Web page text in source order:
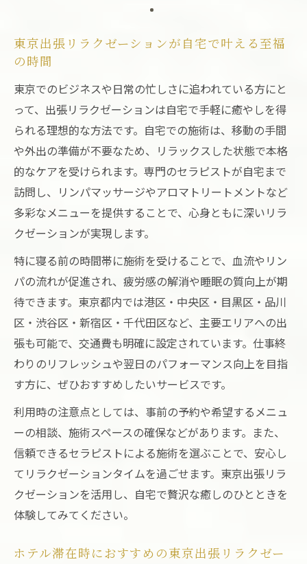
東京出張リラクゼーションが自宅で叶える至福
の時間
東京でのビジネスや日常の忙しさに追われている方にと
って、出張リラクゼーションは自宅で手軽に癒やしを得
られる理想的な方法です。自宅での施術は、移動の手間
や外出の準備が不要なため、リラックスした状態で本格
的なケアを受けられます。専門のセラピストが自宅まで
訪問し、リンパマッサージやアロマトリートメントなど
多彩なメニューを提供することで、心身ともに深いリラ
クゼーションが実現します。
特に寝る前の時間帯に施術を受けることで、血流やリン
パの流れが促進され、疲労感の解消や睡眠の質向上が期
待できます。東京都内では港区・中央区・目黒区・品川
区・渋谷区・新宿区・千代田区など、主要エリアへの出
張も可能で、交通費も明確に設定されています。仕事終
わりのリフレッシュや翌日のパフォーマンス向上を目指
す方に、ぜひおすすめしたいサービスです。
利用時の注意点としては、事前の予約や希望するメニュ
ーの相談、施術スペースの確保などがあります。また、
信頼できるセラピストによる施術を選ぶことで、安心し
てリラクゼーションタイムを過ごせます。東京出張リラ
クゼーションを活用し、自宅で贅沢な癒しのひとときを
体験してみてください。
ホテル滞在時におすすめの東京出張リラクゼー